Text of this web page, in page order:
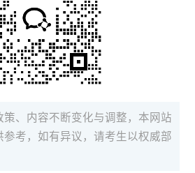
策、内容不断变化与调整，本网站
考，如有异议，请考生以权威部